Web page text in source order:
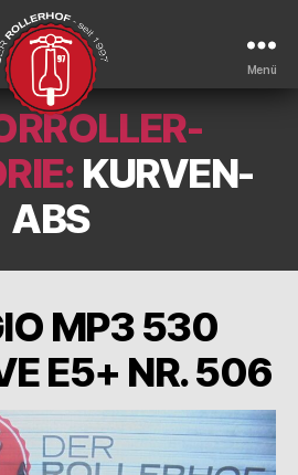
DER-
ROLLERHOF
Menü
KURVEN-
ABS
MP3 530
E5+ NR. 506